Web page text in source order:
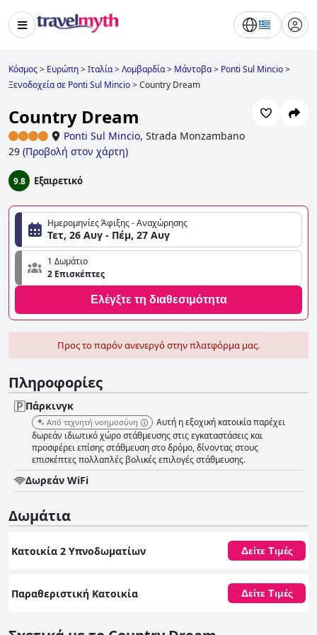
Κόσμος> Ευρώπη>Ιταλία>Λομβαρδία> Μάντοβα> Ponti Sul Mincio>
Ξενοδοχεία σε Ponti Sul Mincio>Country Dream
Country Dream
Ponti Sul Mincio, Strada Monzambano
29 (Προβολή στον χάρτη)
9.8 Εξαιρετικό
Ημερομηνίες Άφιξης - Αναχώρησης
Τετ, 26 Αυγ - Πέμ, 27 Αυγ
1 Δωμάτιο
2 Επισκέπτες
Ελέγξτε τη διαθεσιμότητα
Προς το παρόν ανενεργό στην πλατφόρμα μας.
Πληροφορίες
Πάρκινγκ
Από τεχνητή νοημοσύνη
Αυτή η εξοχική κατοικία παρέχει
δωρεάν ιδιωτικό χώρο στάθμευσης στις εγκαταστάσεις και
προσφέρει επίσης στάθμευση στο δρόμο, δίνοντας στους
επισκέπτες πολλαπλές βολικές επιλογές στάθμευσης.
Δωρεάν WiFi
Δωμάτια
Κατοικία 2 Υπνοδωματίων Δείτε Τιμές
Παραθεριστική Κατοικία Δείτε Τιμές